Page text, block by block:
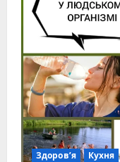
Здоров’я Кухня